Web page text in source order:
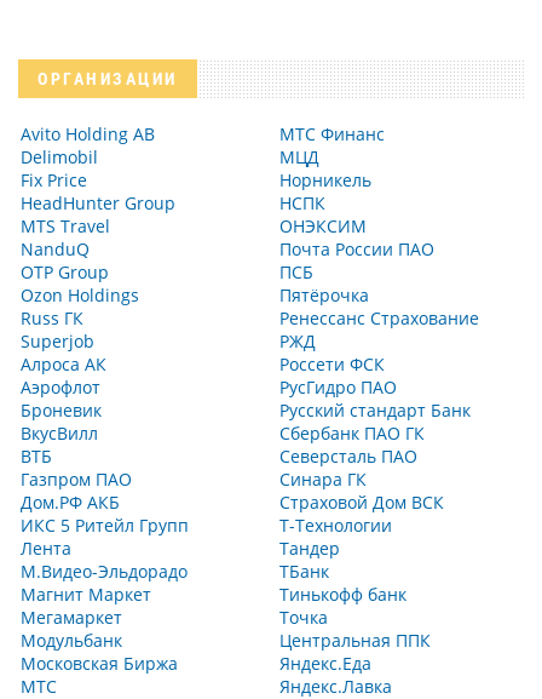
ОРГАНИЗАЦИИ
Avito Holding AB
Delimobil
Fix Price
HeadHunter Group
MTS Travel
NanduQ
OTP Group
Ozon Holdings
Russ ГК
Superjob
Алроса АК
Аэрофлот
Броневик
ВкусВилл
ВТБ
Газпром ПАО
Дом.РФ АКБ
ИКС 5 Ритейл Групп
Лента
М.Видео-Эльдорадо
Магнит Маркет
Мегамаркет
Модульбанк
Московская Биржа
МТС
МТС Финанс
МЦД
Норникель
НСПК
ОНЭКСИМ
Почта России ПАО
ПСБ
Пятёрочка
Ренессанс Страхование
РЖД
Россети ФСК
РусГидро ПАО
Русский стандарт Банк
Сбербанк ПАО ГК
Северсталь ПАО
Синара ГК
Страховой Дом ВСК
Т-Технологии
Тандер
ТБанк
Тинькофф банк
Точка
Центральная ППК
Яндекс.Еда
Яндекс.Лавка